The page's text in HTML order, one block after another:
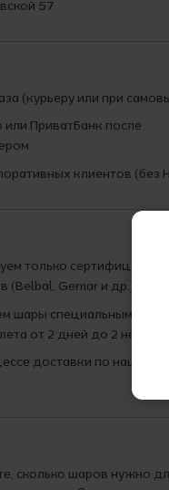
57.
(курьеру или при
или ПриватБанк после
клиентов (без
только
Gemar и др.).
шары специальным
от 2 дней до 2 недель.
доставки по нашей
сколько шаров нужно